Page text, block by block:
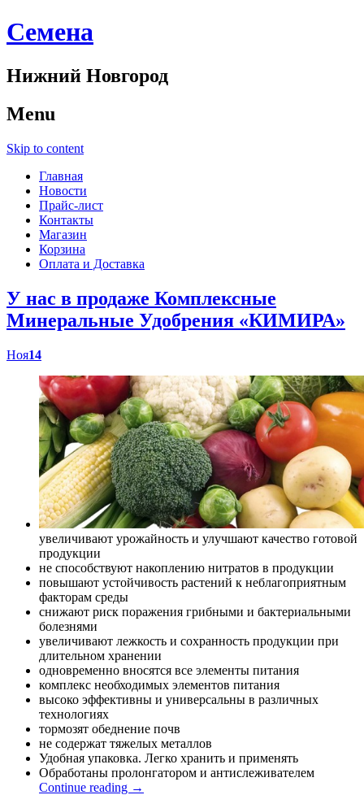
Cемена
Нижний Новгород
Menu
Skip to content
Главная
Новости
Прайс-лист
Контакты
Магазин
Корзина
Оплата и Доставка
У нас в продаже Комплексные
Минеральные Удобрения «КИМИРА»
Ноя14
увеличивают урожайность и улучшают качество готовой
продукции
не способствуют накоплению нитратов в продукции
повышают устойчивость растений к неблагоприятным
факторам среды
снижают риск поражения грибными и бактериальными
болезнями
увеличивают лежкость и сохранность продукции при
длительном хранении
одновременно вносятся все элементы питания
комплекс необходимых элементов питания
высоко эффективны и универсальны в различных
технологиях
тормозят обеднение почв
не содержат тяжелых металлов
Удобная упаковка. Легко хранить и применять
Обработаны пролонгатором и антислеживателем
Continue reading →